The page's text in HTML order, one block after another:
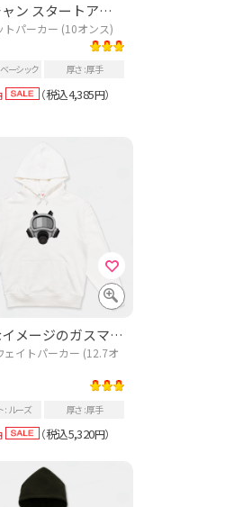
ネコチャン スタートアップ
トパーカー (10オンス)
ベーシック 厚さ 厚手
（税込4,385円）
危険なイメージのガスマスク
ェイトパーカー (12.7オ
ルーズ 厚さ 厚手
（税込5,320円）